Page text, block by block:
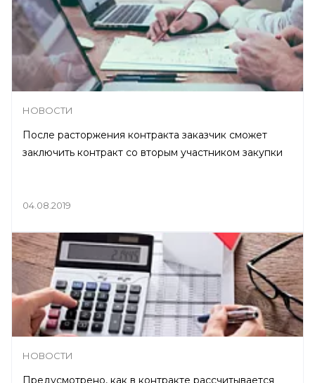
НОВОСТИ
После расторжения контракта заказчик сможет
заключить контракт со вторым участником закупки
04.08.2019
НОВОСТИ
Предусмотрено, как в контракте рассчитывается